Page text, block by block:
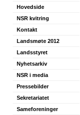
Hovedside
NSR kvitring
Kontakt
Landsmøte 2012
Landsstyret
Nyhetsarkiv
NSR i media
Pressebilder
Sekretariatet
Sameforeninger